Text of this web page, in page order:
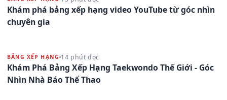
Khám phá bảng xếp hạng video YouTube từ góc nhìn
chuyên gia
BẢNG XẾP HẠNG 14 phút đọc
Khám Phá Bảng Xếp Hạng Taekwondo Thế Giới - Góc
Nhìn Nhà Báo Thể Thao